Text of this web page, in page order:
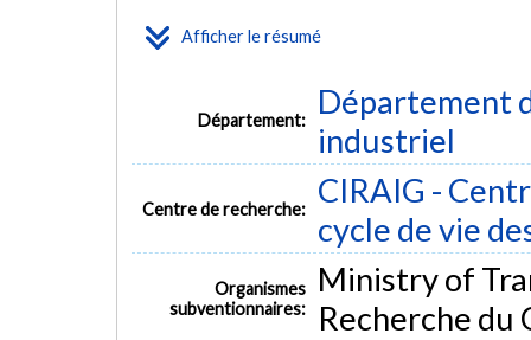
Afficher le résumé
span bridge based on our data and results.
concrete deck, but the overall cost is actually
infrastructure management is therefore to
thinking also including the effects from traffic
Life cycle assessment Bridge deck
Département:
Département
industriel
Centre de recherche:
CIRAIG -
cycle de vie
Organismes
subventionnaires:
Ministry of
Recherche du